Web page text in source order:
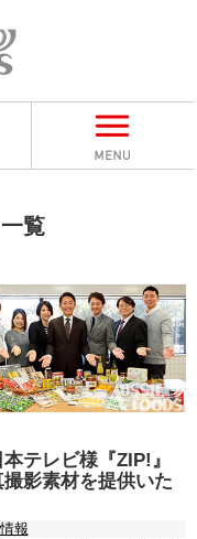
一覧
テレビ様『ZIP!』
影素材を提供いた
報